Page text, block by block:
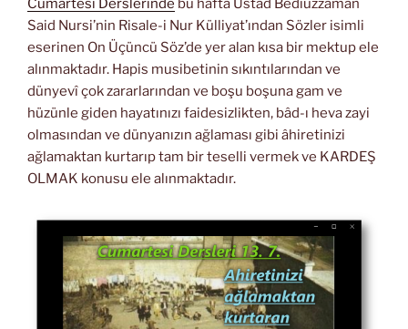
Cumartesi Derslerinde bu hafta Üstad Bediüzzaman
Said Nursi’nin Risale-i Nur Külliyat’ından Sözler isimli
eserinen On Üçüncü Söz’de yer alan kısa bir mektup ele
alınmaktadır. Hapis musibetinin sıkıntılarından ve
dünyevî çok zararlarından ve boşu boşuna gam ve
hüzünle giden hayatınızı faidesizlikten, bâd-ı heva zayi
olmasından ve dünyanızın ağlaması gibi âhiretinizi
ağlamaktan kurtarıp tam bir teselli vermek ve KARDEŞ
OLMAK konusu ele alınmaktadır.